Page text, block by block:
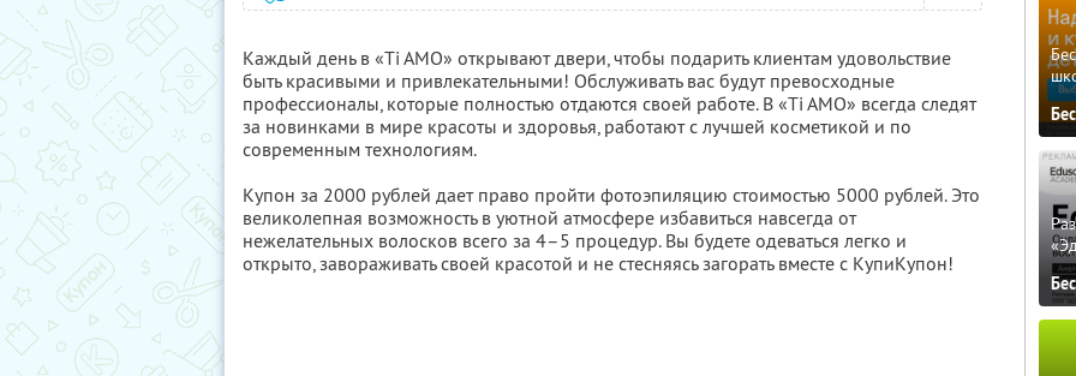
Каждый день в «Ti AMO» открывают двери, чтобы подарить клиентам удовольствие
быть красивыми и привлекательными! Обслуживать вас будут превосходные
профессионалы, которые полностью отдаются своей работе. В «Ti AMO» всегда следят
за новинками в мире красоты и здоровья, работают с лучшей косметикой и по
современным технологиям.
Купон за 2000 рублей дает право пройти фотоэпиляцию стоимостью 5000 рублей. Это
великолепная возможность в уютной атмосфере избавиться навсегда от
нежелательных волосков всего за 4–5 процедур. Вы будете одеваться легко и
открыто, завораживать своей красотой и не стесняясь загорать вместе с КупиКупон!